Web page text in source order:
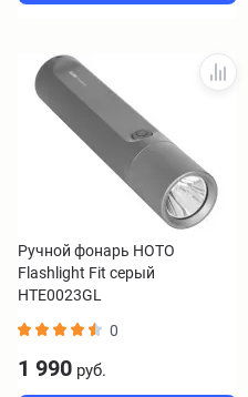
Ручной фонарь HOTO
Flashlight Fit серый
HTE0023GL
0
1 990 руб.